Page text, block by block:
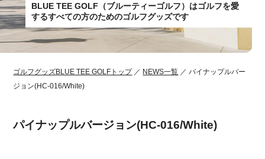
BLUE TEE GOLF（ブルーティーゴルフ）はゴルフを愛
するすべての方のためのゴルフグッズです
ゴルフグッズBLUE TEE GOLFトップ／ NEWS一覧 ／ パイナップルバー
ジョン(HC-016/White)
パイナップルバージョン(HC-016/White)